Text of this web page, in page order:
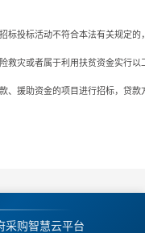
标投标活动不符合本法有关规定
救灾或者属于利用扶贫资金实行
、援助资金的项目进行招标，贷
采购智慧云平台